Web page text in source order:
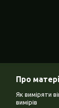
Про
Як виміряти
вимірів